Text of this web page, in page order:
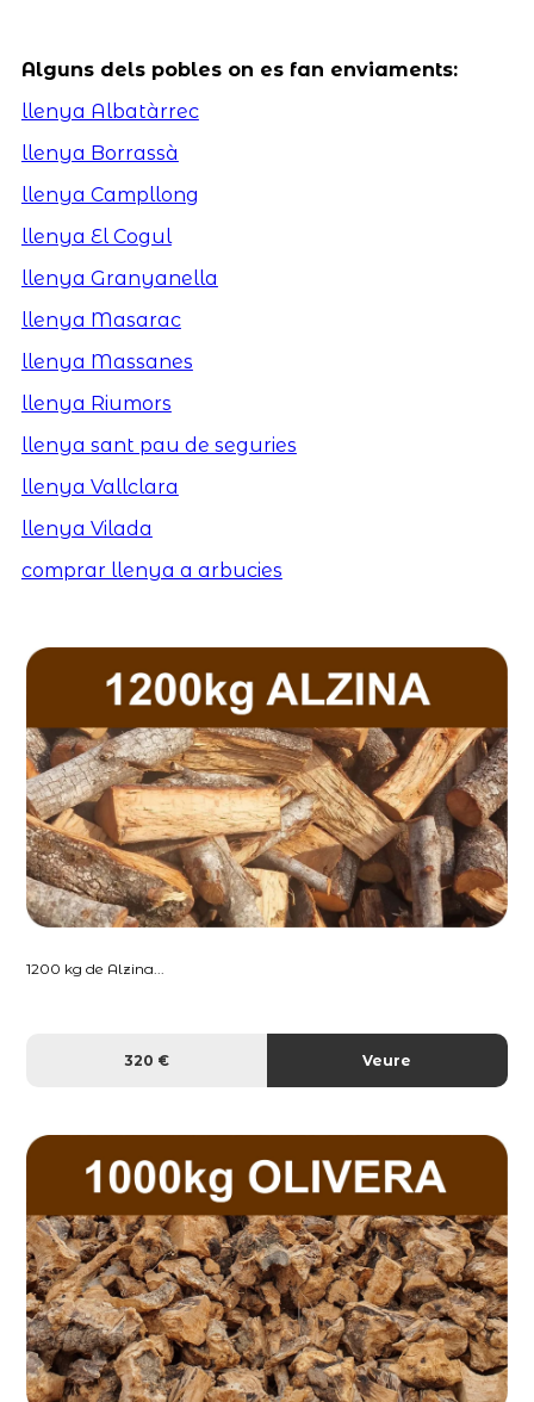
Alguns dels pobles on es fan enviaments:
llenya Albatàrrec
llenya Borrassà
llenya Campllong
llenya El Cogul
llenya Granyanella
llenya Masarac
llenya Massanes
llenya Riumors
llenya sant pau de seguries
llenya Vallclara
llenya Vilada
comprar llenya a arbucies
1200 kg de Alzina...
320 € Veure